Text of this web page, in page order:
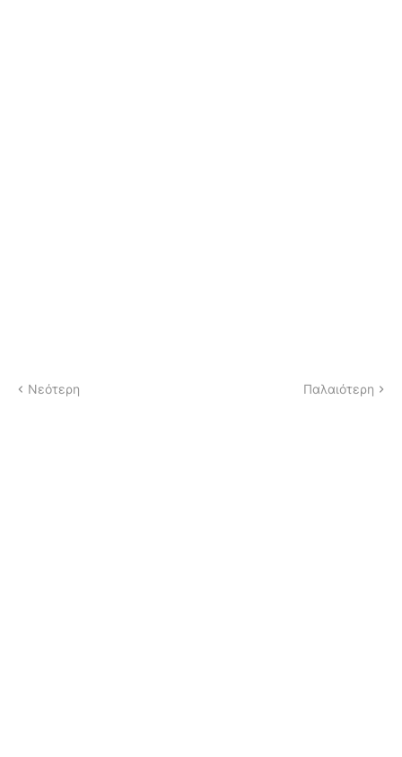
Νεότερη Παλαιότερη